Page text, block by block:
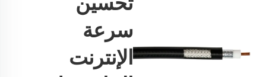
سرعة
الإنترنت